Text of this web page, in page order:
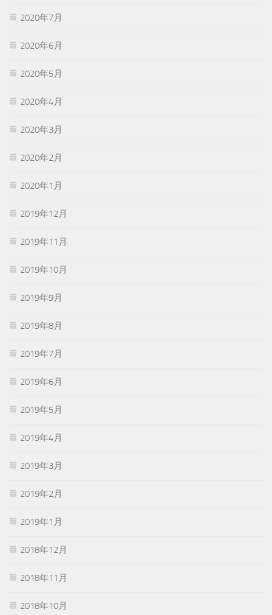
2020年7月
2020年6月
2020年5月
2020年4月
2020年3月
2020年2月
2020年1月
2019年12月
2019年11月
2019年10月
2019年9月
2019年8月
2019年7月
2019年6月
2019年5月
2019年4月
2019年3月
2019年2月
2019年1月
2018年12月
2018年11月
2018年10月